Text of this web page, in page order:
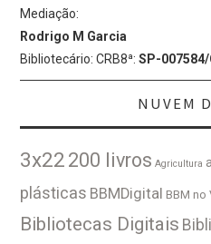
Mediação:
Rodrigo M Garcia
Bibliotecário: CRB8ª:SP-007584/
NUVEM
3x22 200 livros Agricultura
plásticas BBMDigital BBM no
Bibliotecas Digitais